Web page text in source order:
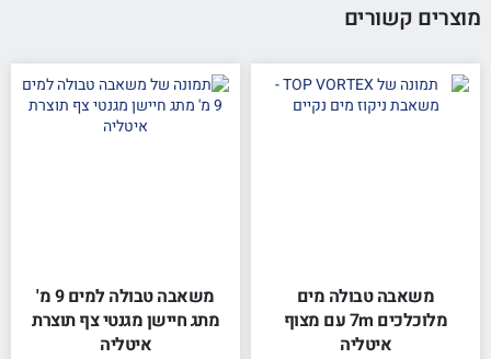
מוצרים קשורים
משאבה טבולה מים
מלוכלכים 7m עם מצוף
איטליה
משאבה טבולה למים 9 מ'
מתג חיישן מגנטי צף תוצרת
איטליה